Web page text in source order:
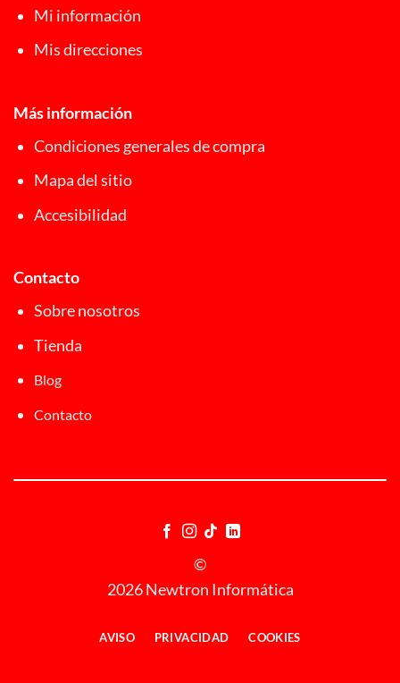
Mi información
Mis direcciones
Más información
Condiciones generales de compra
Mapa del sitio
Accesibilidad
Contacto
Sobre nosotros
Tienda
Blog
Contacto
©
2026 Newtron Informática
AVISO PRIVACIDAD COOKIES